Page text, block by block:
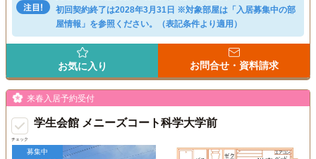
初回契約終了は2028年3月31日 ※対象部屋は「入居募集中の部
屋情報」を参照ください。（表記条件より適用）
お気に入り お問合せ・資料請求
チェック
来春入居予約受付
学生会館 メニーズコート科学大学前
募集中